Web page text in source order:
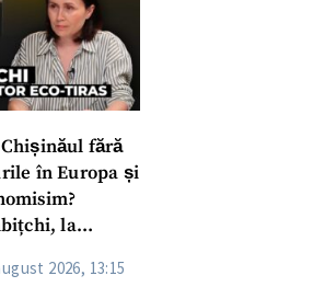
fără
în Europa și
la
2026, 13:15